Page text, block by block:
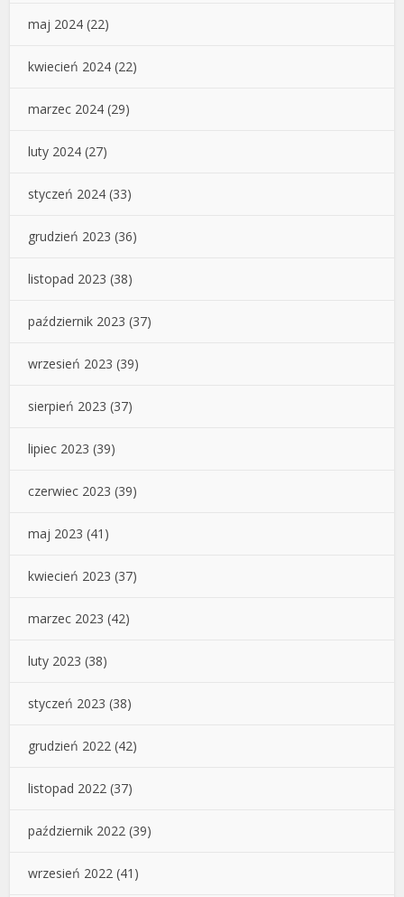
maj 2024 (22)
kwiecień 2024 (22)
marzec 2024 (29)
luty 2024 (27)
styczeń 2024 (33)
grudzień 2023 (36)
listopad 2023 (38)
październik 2023 (37)
wrzesień 2023 (39)
sierpień 2023 (37)
lipiec 2023 (39)
czerwiec 2023 (39)
maj 2023 (41)
kwiecień 2023 (37)
marzec 2023 (42)
luty 2023 (38)
styczeń 2023 (38)
grudzień 2022 (42)
listopad 2022 (37)
październik 2022 (39)
wrzesień 2022 (41)